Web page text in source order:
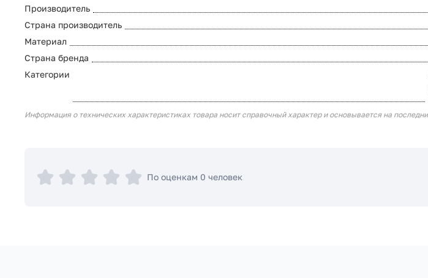
Производитель
Страна производитель
Материал
Страна бренда
Категории
Информация о технических характеристиках товара носит справочный характер и основывается на
По оценкам 0 человек